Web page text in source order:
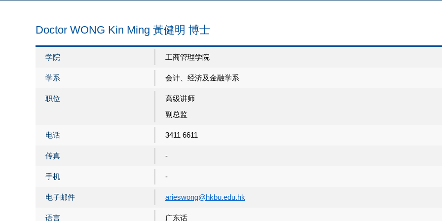
Doctor WONG Kin Ming 黃健明 博士
学院 工商管理学院
学系 会计、经济及金融学系
职位
高级讲师
副总监
电话 3411 6611
传真 -
手机 -
电子邮件 arieswong@hkbu.edu.hk
语言 广东话